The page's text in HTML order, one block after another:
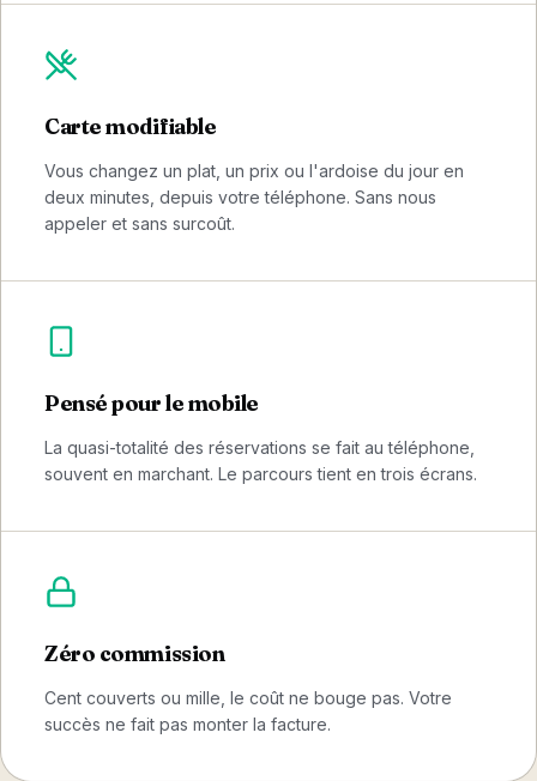
Carte modifiable
Vous changez un plat, un prix ou l'ardoise du jour en
deux minutes, depuis votre téléphone. Sans nous
appeler et sans surcoût.
Pensé pour le mobile
La quasi-totalité des réservations se fait au téléphone,
souvent en marchant. Le parcours tient en trois écrans.
Zéro commission
Cent couverts ou mille, le coût ne bouge pas. Votre
succès ne fait pas monter la facture.